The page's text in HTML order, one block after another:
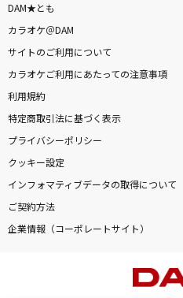
DAM★とも
カラオケ＠DAM
サイトのご利用について
カラオケご利用にあたっての注意事項
利用規約
特定商取引法に基づく表示
プライバシーポリシー
クッキー設定
インフォマティブデータの取得について
ご契約方法
企業情報（コーポレートサイト）